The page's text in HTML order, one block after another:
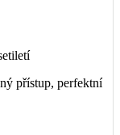
přístup, perfektní